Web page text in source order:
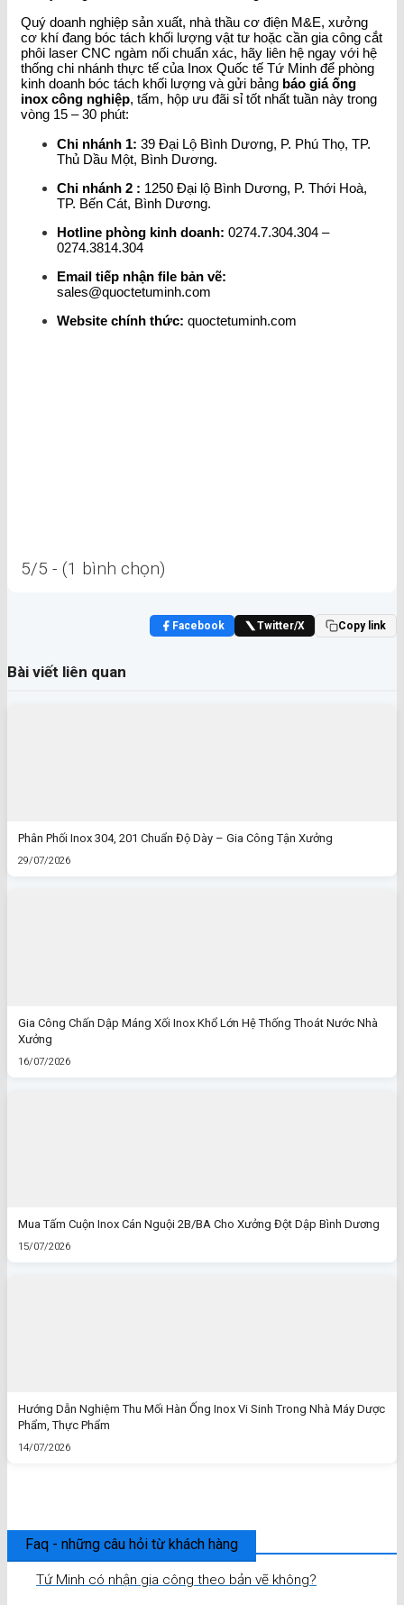
Quý doanh nghiệp sản xuất, nhà thầu cơ điện M&E, xưởng
cơ khí đang bóc tách khối lượng vật tư hoặc cần gia công cắt
phôi laser CNC ngàm nối chuẩn xác, hãy liên hệ ngay với hệ
thống chi nhánh thực tế của Inox Quốc tế Tứ Minh để phòng
kinh doanh bóc tách khối lượng và gửi bảng báo giá ống
inox công nghiệp, tấm, hộp ưu đãi sỉ tốt nhất tuần này trong
vòng 15 – 30 phút:
Chi nhánh 1: 39 Đại Lộ Bình Dương, P. Phú Thọ, TP.
Thủ Dầu Một, Bình Dương.
Chi nhánh 2 : 1250 Đại lộ Bình Dương, P. Thới Hoà,
TP. Bến Cát, Bình Dương.
Hotline phòng kinh doanh: 0274.7.304.304 –
0274.3814.304
Email tiếp nhận file bản vẽ:
sales@quoctetuminh.com
Website chính thức: quoctetuminh.com
5/5 - (1 bình chọn)
Facebook Twitter/X Copy link
Bài viết liên quan
Phân Phối Inox 304, 201 Chuẩn Độ Dày – Gia Công Tận Xưởng
29/07/2026
Gia Công Chấn Dập Máng Xối Inox Khổ Lớn Hệ Thống Thoát Nước Nhà
Xưởng
16/07/2026
Mua Tấm Cuộn Inox Cán Nguội 2B/BA Cho Xưởng Đột Dập Bình Dương
15/07/2026
Hướng Dẫn Nghiệm Thu Mối Hàn Ống Inox Vi Sinh Trong Nhà Máy Dược
Phẩm, Thực Phẩm
14/07/2026
Faq - những câu hỏi từ khách hàng
Tứ Minh có nhận gia công theo bản vẽ không?